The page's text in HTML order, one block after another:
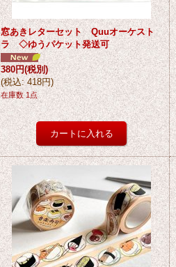
窓あきレターセット Quuオーケスト
ラ ◇ゆうパケット発送可
380円(税別)
(税込: 418円)
在庫数 1点